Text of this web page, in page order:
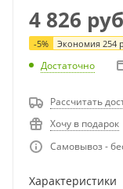
4 826
-5% Экономия 254
Достаточно
Рассчитать
Хочу в подарок
Самовывоз -
Характеристики